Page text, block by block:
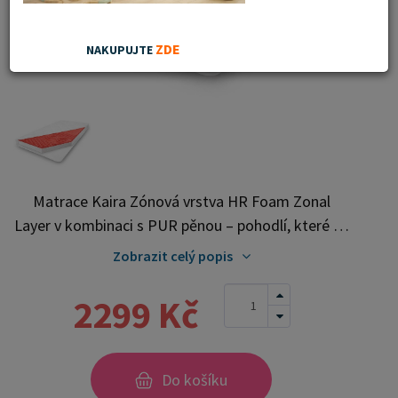
Matrace Kaira Zónová vrstva HR Foam Zonal
Layer v kombinaci s PUR pěnou – pohodlí, které se
přizpůsobí vašemu tělu Dopřejte si zdravý a ničím
zónovou vrstvou HR Foam Zonal Layer v
kombinaci s kvalitní PUR pěnou. Tato matrace je
páteře, vysokou prodyšnost a dlouhou životnost.
Zónová vrstva HR Foam Zonal Layer , velmi
Zobrazit celý popis
2299 Kč
Do košíku
NAKUPUJTE ZDE